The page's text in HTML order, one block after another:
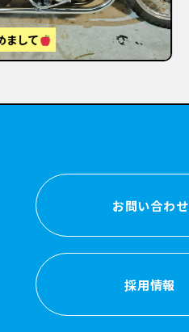
森的ビール人生②
お問い合わせ
採用情報